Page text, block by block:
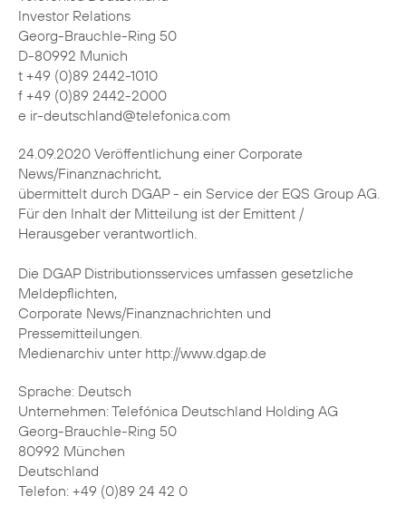
Investor Relations
Georg-Brauchle-Ring 50
D-80992 Munich
t +49 (0)89 2442-1010
f +49 (0)89 2442-2000
e ir-deutschland@telefonica.com
24.09.2020 Veröffentlichung einer Corporate
News/Finanznachricht,
übermittelt durch DGAP - ein Service der EQS Group AG.
Für den Inhalt der Mitteilung ist der Emittent /
Herausgeber verantwortlich.
Die DGAP Distributionsservices umfassen gesetzliche
Meldepflichten,
Corporate News/Finanznachrichten und
Pressemitteilungen.
Medienarchiv unter http://www.dgap.de
Sprache: Deutsch
Unternehmen: Telefónica Deutschland Holding AG
Georg-Brauchle-Ring 50
80992 München
Deutschland
Telefon: +49 (0)89 24 42 0